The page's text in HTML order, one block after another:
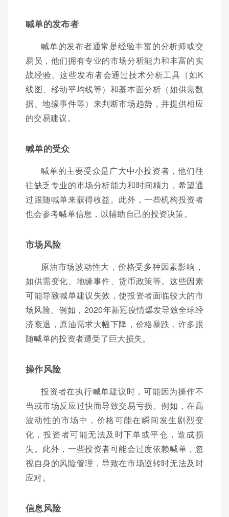
喊单的发布者
喊单的发布者通常是经验丰富的分析师或交
易员，他们拥有专业的市场分析能力和丰富的实
战经验。这些发布者会通过技术分析工具（如K
线图、移动平均线等）和基本面分析（如供需数
据、地缘事件等）来判断市场趋势，并提供相应
的交易建议。
喊单的受众
喊单的主要受众是广大中小投资者，他们往
往缺乏专业的市场分析能力和时间精力，希望通
过跟随喊单来获得收益。此外，一些机构投资者
也会参考喊单信息，以辅助自己的投资决策。
市场风险
原油市场波动性大，价格受多种因素影响，
如供需变化、地缘事件、货币政策等。这些因素
可能导致喊单建议失效，使投资者面临较大的市
场风险。例如，2020年新冠疫情爆发导致全球经
济衰退，原油需求大幅下降，价格暴跌，许多跟
随喊单的投资者遭受了巨大损失。
操作风险
投资者在执行喊单建议时，可能因为操作不
当或市场反应过快而导致交易亏损。例如，在高
波动性的市场中，价格可能在瞬间发生剧烈变
化，投资者可能无法及时下单或平仓，造成损
失。此外，一些投资者可能会过度依赖喊单，忽
视自身的风险管理，导致在市场逆转时无法及时
应对。
信息风险